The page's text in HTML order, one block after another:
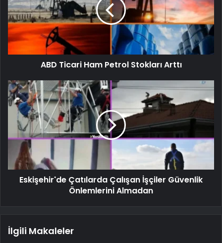
ABD Ticari Ham Petrol Stokları Arttı
Eskişehir'de Çatılarda Çalışan İşçiler Güvenlik
Önlemlerini Almadan
İlgili Makaleler